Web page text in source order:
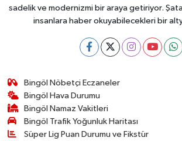
sadelik ve modernizmi bir araya getiriyor.
insanlara haber okuyabilecekleri bir
Bingöl Nöbetçi Eczaneler
Bingöl Hava Durumu
Bingöl Namaz Vakitleri
Bingöl Trafik Yoğunluk Haritası
Süper Lig Puan Durumu ve Fikstür